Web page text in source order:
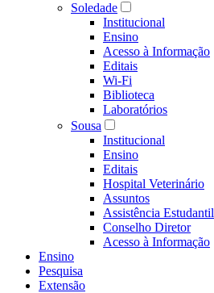
Soledade
Institucional
Ensino
Acesso à Informação
Editais
Wi-Fi
Biblioteca
Laboratórios
Sousa
Institucional
Ensino
Editais
Hospital Veterinário
Assuntos
Assistência Estudantil
Conselho Diretor
Acesso à Informação
Ensino
Pesquisa
Extensão